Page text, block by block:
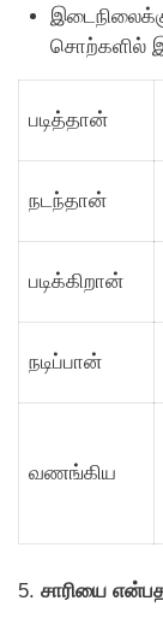
சொற்களில்
படித்தான்
நடந்தான்
படிக்கிறான்
நடிப்பான்
வணங்கிய
5. சாரியை